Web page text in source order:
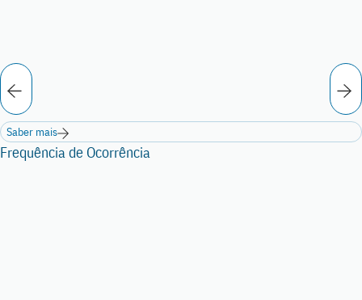
Saber mais
Frequência de Ocorrência